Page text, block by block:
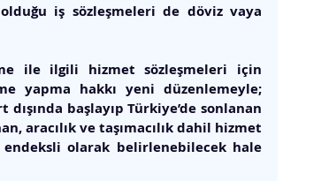
iş sözleşmeleri de döviz vaya
ile ilgili hizmet sözleşmeleri için
yapma hakkı yeni düzenlemeyle;
başlayıp Türkiye’de sonlanan
aracılık ve taşımacılık dahil hizmet
olarak belirlenebilecek hale